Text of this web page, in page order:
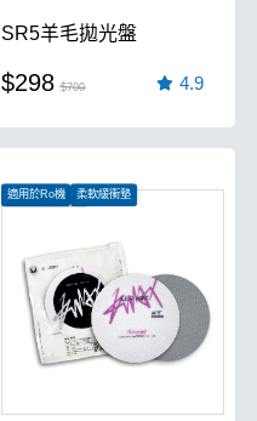
SR5羊毛拋光盤
$298 $700 4.9
適用於Ro機
柔軟緩衝墊